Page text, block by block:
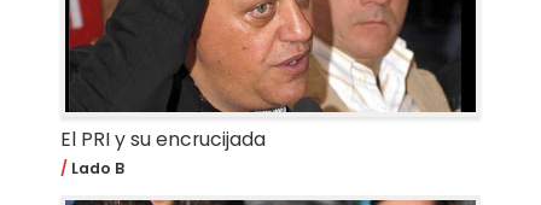
El PRI y su encrucijada
Lado B